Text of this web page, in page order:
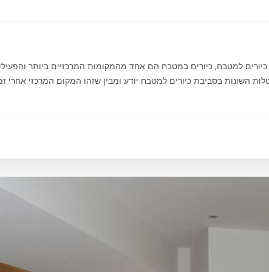
כיורים למטבח, כיורים במטבח הם אחד מהמקומות המרכזיים ביותר
השונות בסביבת כיורים למטבח יודע ומבין שזהו המקום המרכזי אחרי